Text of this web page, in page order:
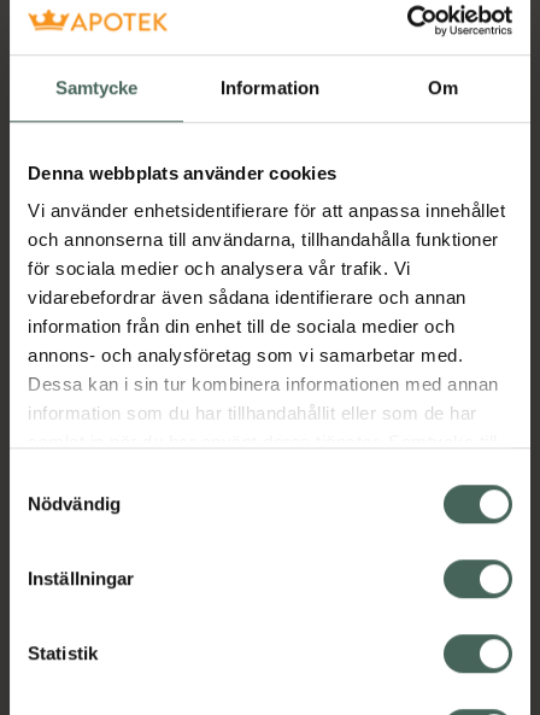
Samtycke Information Om
Denna webbplats använder cookies
Vi använder enhetsidentifierare för att anpassa innehållet
och annonserna till användarna, tillhandahålla funktioner
för sociala medier och analysera vår trafik. Vi
vidarebefordrar även sådana identifierare och annan
information från din enhet till de sociala medier och
annons- och analysföretag som vi samarbetar med.
Dessa kan i sin tur kombinera informationen med annan
information som du har tillhandahållit eller som de har
återkalla ditt samtycke via webbplatsens
cookieinställningar. Ett återkallat samtycke påverkar inte
lagligheten av behandling som skett innan återkallelsen.
Nödvändig
Inställningar
Statistik
hud en frisk och strålande lyster samtidigt
som de hjälper till att bevara fuktbalansen.
Den stärker även ditt hår från rot till topp med
egenskaper, och tack vare linfröextrakt ger
UV-strålar. Misten är berikad med Aloe Vera
för en extra mjuk och len känsla.
Jämförpris 2,49 kr/ml
EAN:07350104620899
Kategorier:
Bodymist HudvårdKroppsvård
Visa
Innehåll Visa
Instruktioner Visa